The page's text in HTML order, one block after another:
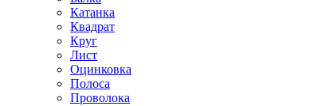
Катанка
Квадрат
Круг
Лист
Оцинковка
Полоса
Проволока